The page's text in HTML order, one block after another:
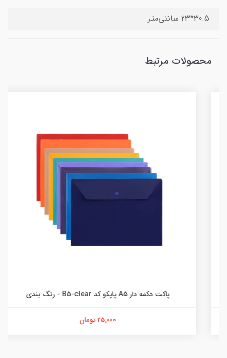
30.5*23 سانتی‌متر
محصولات مرتبط
پاکت دکمه دار A5 پاپکو کد B5-clear - رنگ بندی
25,000 تومان